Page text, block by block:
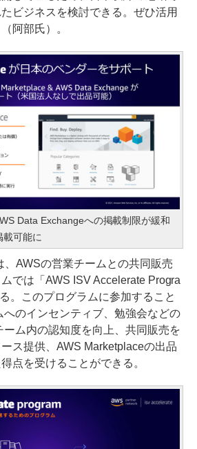
ビジネスを検討できる。ぜひ活用
阿部氏）。
Data Exchangeへの掲載制限が緩和
載可能に
AWSの営業チームとの共同販売
では「AWS ISV Accelerate Progra
。このプログラムに参加すること
へのインセンティブ、勉強会などの
ーム内の認知度を向上、共同販売を
ス提供、AWS Marketplaceの出品
点を受けることができる。